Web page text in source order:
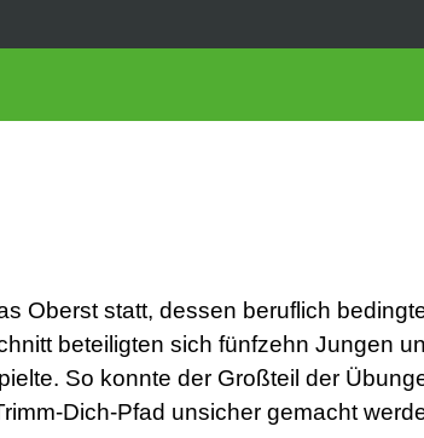
Oberst statt, dessen beruflich
beteiligten sich fünfzehn Jungen
So konnte der Großteil der
Dich-Pfad unsicher gemacht